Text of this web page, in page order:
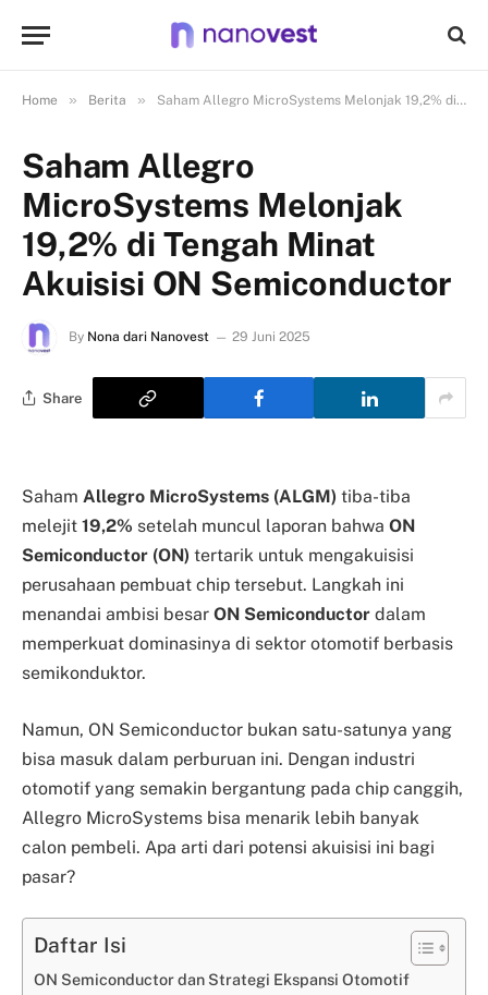
Home » Berita » Saham Allegro MicroSystems Melonjak 19,2% di Tengah Minat Akuisisi ON Semiconductor
Saham Allegro
MicroSystems Melonjak
19,2% di Tengah Minat
Akuisisi ON Semiconductor
By Nona dari Nanovest 29 Juni 2025
Share
Saham Allegro MicroSystems (ALGM) tiba-tiba
melejit 19,2% setelah muncul laporan bahwa ON
Semiconductor (ON) tertarik untuk mengakuisisi
perusahaan pembuat chip tersebut. Langkah ini
menandai ambisi besar ON Semiconductor dalam
memperkuat dominasinya di sektor otomotif berbasis
semikonduktor.
Namun, ON Semiconductor bukan satu-satunya yang
bisa masuk dalam perburuan ini. Dengan industri
otomotif yang semakin bergantung pada chip canggih,
Allegro MicroSystems bisa menarik lebih banyak
calon pembeli. Apa arti dari potensi akuisisi ini bagi
pasar?
Daftar Isi
ON Semiconductor dan Strategi Ekspansi Otomotif